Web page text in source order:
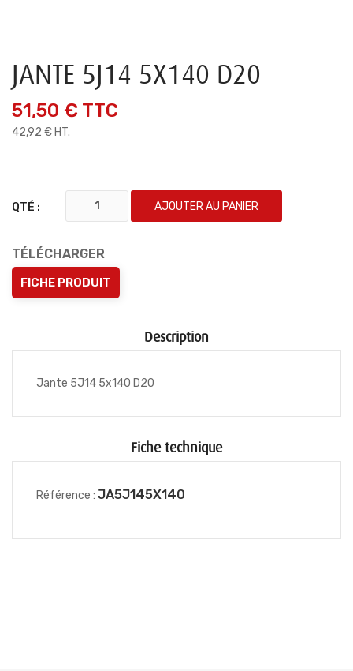
JANTE 5J14 5X140 D20
51,50 € TTC
42,92 € HT.
QTÉ : AJOUTER AU PANIER
TÉLÉCHARGER
FICHE PRODUIT
Description
Jante 5J14 5x140 D20
Fiche technique
Référence : JA5J145X140